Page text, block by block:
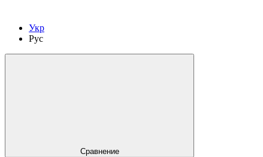
Укр
Рус
Сравнение